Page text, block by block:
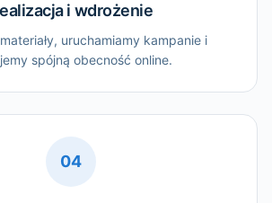
i wdrożenie
uruchamiamy kampanie i
spójną obecność online.
04